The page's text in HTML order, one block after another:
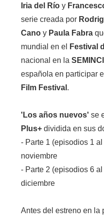
Iria del Ríoy
serie creada por
Canoy Paula Fabra
mundial en el
Festival
nacional en la SEMINCI
española en participar
Film Festival .
'Los años nuevos' se
Plus+ dividida en sus
- Parte 1 (episodios 1
noviembre
- Parte 2 (episodios 6
diciembre
Antes del estreno en la